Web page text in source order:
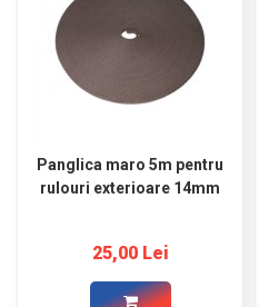
Panglica maro 5m pentru
rulouri exterioare 14mm
25,00 Lei